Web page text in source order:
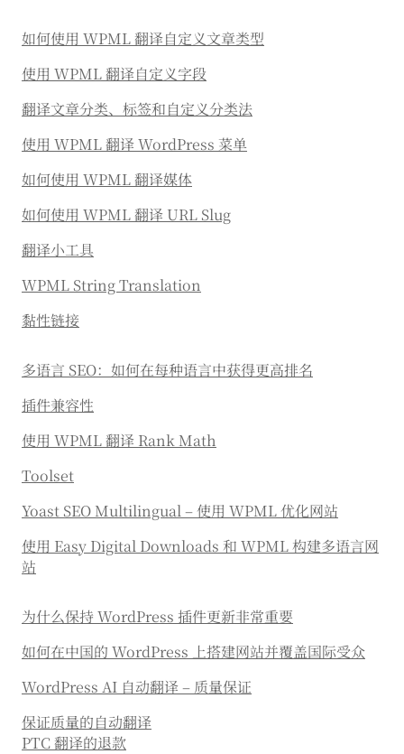
如何使用 WPML 翻译自定义文章类型
使用 WPML 翻译自定义字段
翻译文章分类、标签和自定义分类法
使用 WPML 翻译 WordPress 菜单
如何使用 WPML 翻译媒体
如何使用 WPML 翻译 URL Slug
翻译小工具
WPML String Translation
黏性链接
多语言 SEO：如何在每种语言中获得更高排名
插件兼容性
使用 WPML 翻译 Rank Math
Toolset
Yoast SEO Multilingual – 使用 WPML 优化网站
使用 Easy Digital Downloads 和 WPML 构建多语言网
站
为什么保持 WordPress 插件更新非常重要
如何在中国的 WordPress 上搭建网站并覆盖国际受众
WordPress AI 自动翻译 – 质量保证
保证质量的自动翻译
PTC 翻译的退款